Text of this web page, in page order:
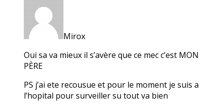
Mirox
Oui sa va mieux il s’avère que ce mec c’est MON
PÈRE
PS j’ai ete recousue et pour le moment je suis a
l’hopital pour surveiller su tout va bien